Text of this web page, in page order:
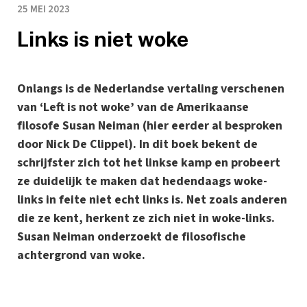
25 MEI 2023
Links is niet woke
Onlangs is de Nederlandse vertaling verschenen
van ‘Left is not woke’ van de Amerikaanse
filosofe Susan Neiman (hier eerder al besproken
door Nick De Clippel). In dit boek bekent de
schrijfster zich tot het linkse kamp en probeert
ze duidelijk te maken dat hedendaags woke-
links in feite niet echt links is. Net zoals anderen
die ze kent, herkent ze zich niet in woke-links.
Susan Neiman onderzoekt de filosofische
achtergrond van woke.